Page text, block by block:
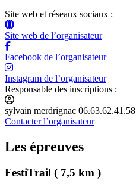
Site web et réseaux sociaux :
Site web de l’organisateur
Facebook de l’organisateur
Instagram de l’organisateur
Responsable des inscriptions :
sylvain merdrignac 06.63.62.41.58
Contacter l’organisateur
Les épreuves
FestiTrail ( 7,5 km )